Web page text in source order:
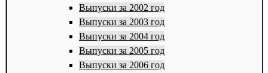
Выпуски за 2002 год
Выпуски за 2003 год
Выпуски за 2004 год
Выпуски за 2005 год
Выпуски за 2006 год